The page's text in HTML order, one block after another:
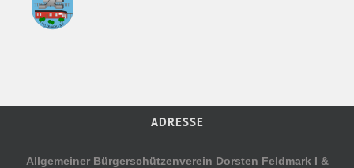
ADRESSE
Allgemeiner Bürgerschützenverein Dorsten Feldmark I &